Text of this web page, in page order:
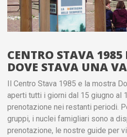
CENTRO STAVA 1985
DOVE STAVA UNA
Il Centro Stava 1985 e la mostra
aperti tutti i giorni dal 15 giugno al
prenotazione nei restanti periodi.
gruppi, i nuclei famigliari sono a
prenotazione, le nostre guide per